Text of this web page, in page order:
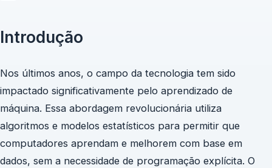
Introdução
Nos últimos anos, o campo da tecnologia tem sido
impactado significativamente pelo aprendizado de
máquina. Essa abordagem revolucionária utiliza
algoritmos e modelos estatísticos para permitir que
computadores aprendam e melhorem com base em
dados, sem a necessidade de programação explícita. O